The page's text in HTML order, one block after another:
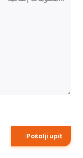
إرسال الطلب